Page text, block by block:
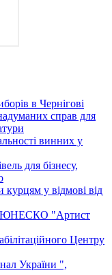
в Чернігові
справ для
винних у
для бізнесу,
курцям у відмові від
ЮНЕСКО "Артист
Центру
України ",